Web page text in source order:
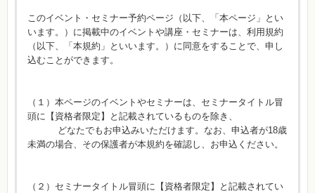
このイベント・セミナー予約ページ（以下、「本ページ」とい
います。）に掲載中のイベントや講座・セミナーは、利用規約
（以下、「本規約」といいます。）に同意をすることで、申し
込むことができます。
（１）本ページのイベントやセミナーは、セミナータイトル冒
頭に【資格者限定】と記載されているものを除き、
どなたでもお申込みいただけます。なお、申込者が18歳
未満の場合、その保護者が本規約を確認し、お申込ください。
（２）セミナータイトル冒頭に【資格者限定】と記載されてい